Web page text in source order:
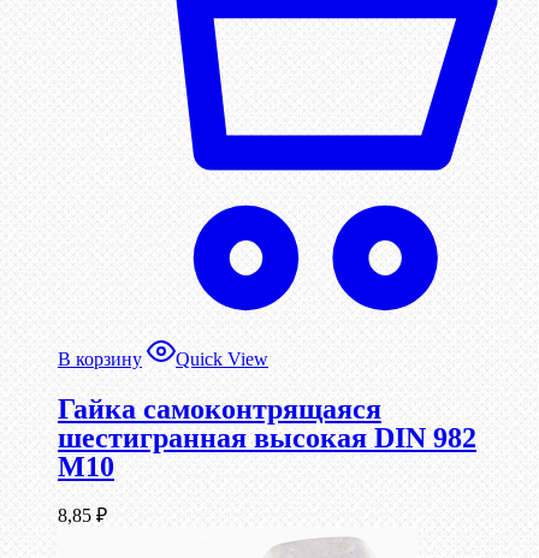
В корзину Quick View
Гайка самоконтрящаяся
шестигранная высокая DIN 982
М10
8,85 ₽